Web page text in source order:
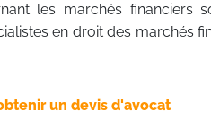
les marchés financiers
en droit des marchés
un devis d'avocat